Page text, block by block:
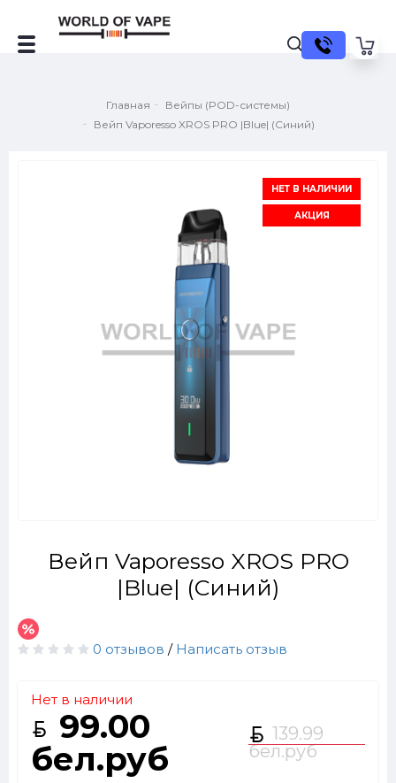
Главная
Вейпы (POD-системы)
Вейп Vaporesso XROS PRO |Blue| (Синий)
НЕТ В НАЛИЧИИ
АКЦИЯ
Вейп Vaporesso XROS PRO
|Blue| (Синий)
0 отзывов / Написать отзыв
Нет в наличии
99.00
бел.руб
139.99
бел.руб